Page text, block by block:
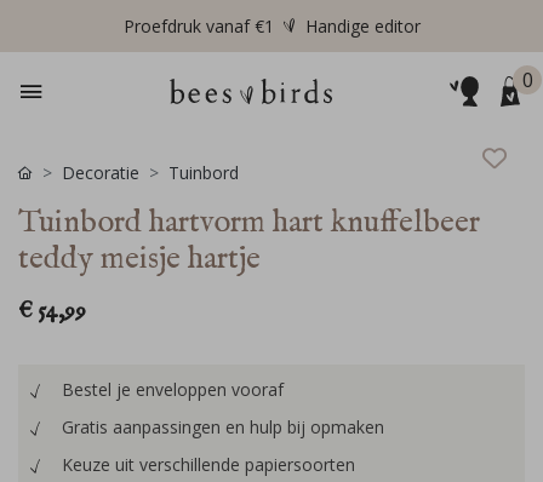
Proefdruk vanaf €1 Handige editor
0
Decoratie Tuinbord
Tuinbord hartvorm hart knuffelbeer
teddy meisje hartje
€ 54,99
Bestel je enveloppen vooraf
Gratis aanpassingen en hulp bij opmaken
Keuze uit verschillende papiersoorten